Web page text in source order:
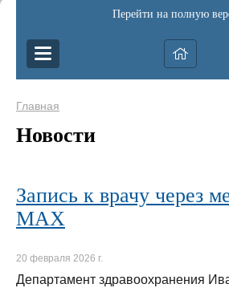
Перейти на полную
Главная
Новости
Запись к врачу через
МАХ
20 февраля 2026 г.
Департамент здравоохранения